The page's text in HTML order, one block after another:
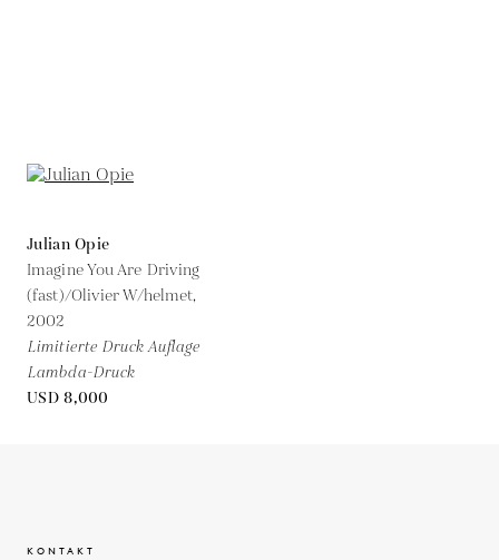
Julian Opie
Imagine You Are Driving
(fast)/Olivier W/helmet,
2002
Limitierte Druck Auflage
Lambda-Druck
USD 8,000
KONTAKT